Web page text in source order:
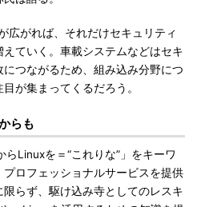
がれば、それだけセキュリティ
ていく。車載システムなどはセキ
つながるため、組み込み分野につ
が集まってくるだろう。
らも
Linuxを＝“これりな”」をキーワ
ロフェッショナルサービスを提供
らず、駆け込み寺としてのレスキ